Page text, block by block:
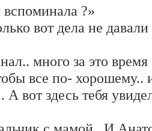
?»
вот дела не
много за это
все по- хорошему..
А вот здесь тебя